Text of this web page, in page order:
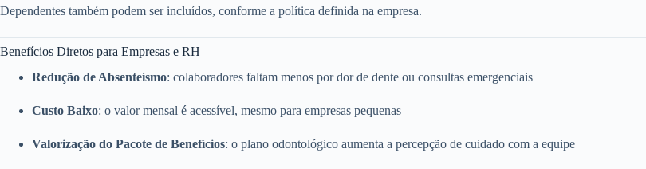
Dependentes também podem ser incluídos, conforme a política definida na empresa.
Benefícios Diretos para Empresas e RH
Redução de Absenteísmo: colaboradores faltam menos por dor de dente ou consultas emergenciais
Custo Baixo: o valor mensal é acessível, mesmo para empresas pequenas
Valorização do Pacote de Benefícios: o plano odontológico aumenta a percepção de cuidado com a equipe